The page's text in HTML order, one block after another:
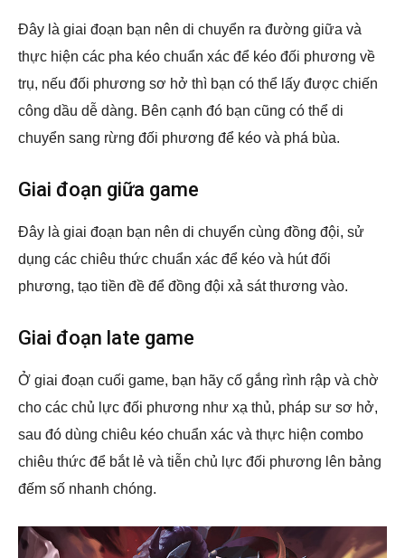
Đây là giai đoạn bạn nên di chuyển ra đường giữa và
thực hiện các pha kéo chuẩn xác để kéo đối phương về
trụ, nếu đối phương sơ hở thì bạn có thể lấy được chiến
công dầu dễ dàng. Bên cạnh đó bạn cũng có thể di
chuyển sang rừng đối phương để kéo và phá bùa.
Giai đoạn giữa game
Đây là giai đoạn bạn nên di chuyển cùng đồng đội, sử
dụng các chiêu thức chuẩn xác để kéo và hút đối
phương, tạo tiền đề để đồng đội xả sát thương vào.
Giai đoạn late game
Ở giai đoạn cuối game, bạn hãy cố gắng rình rập và chờ
cho các chủ lực đối phương như xạ thủ, pháp sư sơ hở,
sau đó dùng chiêu kéo chuẩn xác và thực hiện combo
chiêu thức để bắt lẻ và tiễn chủ lực đối phương lên bảng
đếm số nhanh chóng.